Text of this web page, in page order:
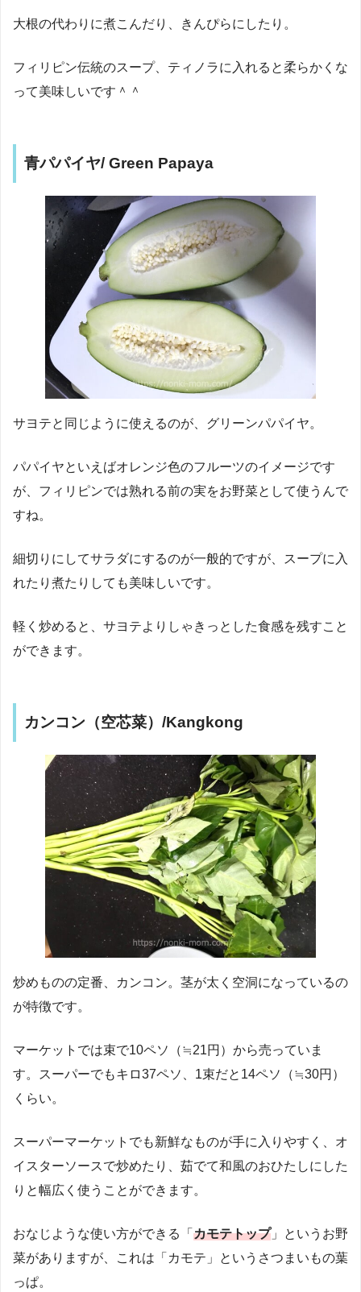
大根の代わりに煮こんだり、きんぴらにしたり。
フィリピン伝統のスープ、ティノラに入れると柔らかくな
って美味しいです＾＾
青パパイヤ/ Green Papaya
サヨテと同じように使えるのが、グリーンパパイヤ。
パパイヤといえばオレンジ色のフルーツのイメージです
が、フィリピンでは熟れる前の実をお野菜として使うんで
すね。
細切りにしてサラダにするのが一般的ですが、スープに入
れたり煮たりしても美味しいです。
軽く炒めると、サヨテよりしゃきっとした食感を残すこと
ができます。
カンコン（空芯菜）/Kangkong
炒めものの定番、カンコン。茎が太く空洞になっているの
が特徴です。
マーケットでは束で10ペソ（≒21円）から売っていま
す。スーパーでもキロ37ペソ、1束だと14ペソ（≒30円）
くらい。
スーパーマーケットでも新鮮なものが手に入りやすく、オ
イスターソースで炒めたり、茹でて和風のおひたしにした
りと幅広く使うことができます。
おなじような使い方ができる「 カモテトップ」というお野
菜がありますが、これは「カモテ」というさつまいもの葉
っぱ。